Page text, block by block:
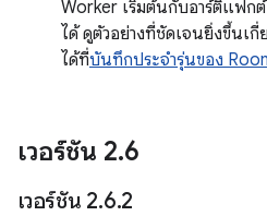
Worker เริ่มต้นกับอาร์ติแฟกต์
ได้ ดูตัวอย่างที่ชัดเจนยิ่งขึ้นเ
ได้ที่บันทึกประจำรุ่นของ
เวอร์ชัน 2.6
เวอร์ชัน 2.6.2